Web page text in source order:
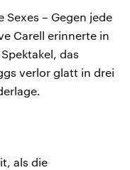
Sexes – Gegen jede
Carell erinnerte in
das
verlor glatt in drei
als die